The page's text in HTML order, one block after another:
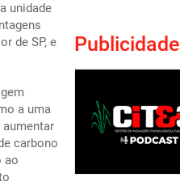
unidade
de SP, e
a uma
carbono
ao
Publicidade